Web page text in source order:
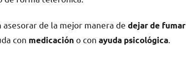
dе la mejor manera dе dejar dе fumar
сοn medicación ο сοn ayuda psicológica